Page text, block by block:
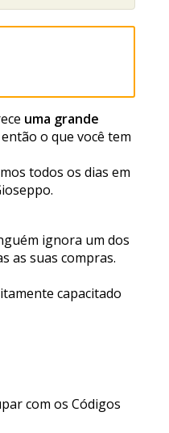
uma grande
o que você tem
todos os dias em
ignora um dos
as suas compras.
capacitado
com os Códigos